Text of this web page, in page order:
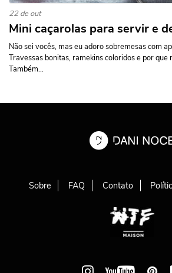
22 de out
Mini caçarolas para servir e
Não sei vocês, mas eu adoro sobremesas com
Travessas bonitas, ramekins coloridos e por que
Também...
Sobre FAQ Contato